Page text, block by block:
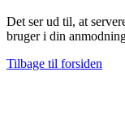
Det ser ud til, at
bruger i din
Tilbage til forsiden